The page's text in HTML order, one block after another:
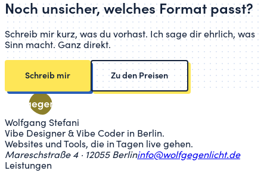
Noch unsicher, welches Format passt?
Schreib mir kurz, was du vorhast. Ich sage dir ehrlich, was
Sinn macht. Ganz direkt.
Schreib mir Zu den Preisen
Wolfgang Stefani
Vibe Designer & Vibe Coder in Berlin.
Websites und Tools, die in Tagen live gehen.
Mareschstraße 4 · 12055 Berlininfo@wolfgegenlicht.de
Leistungen